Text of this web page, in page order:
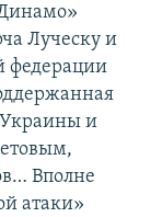
Луческу и
федерации
и
Вполне
атаки»